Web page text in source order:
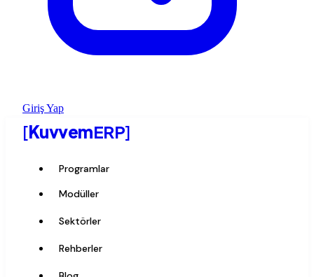
Giriş Yap
[KuvvemERP]
Programlar
Modüller
Sektörler
Rehberler